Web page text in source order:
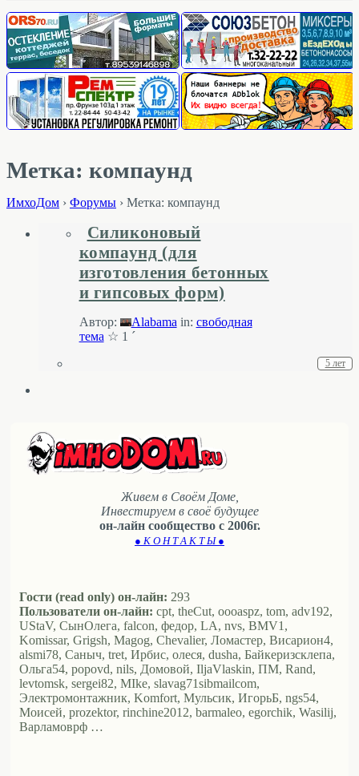
Метка: компаунд
ИмхоДом › Форумы › Метка: компаунд
Силиконовый
компаунд (для
изготовления бетонных
и гипсовых форм)
Автор: Alabama in: свободная
тема ☆ 1 ´
5 лет
Живем в Своём Доме,
Инвестируем в своё будущее
он-лайн сообщество с 2006г.
● К О Н Т А К Т Ы ●
Гости (read only) он-лайн: 293
Пользователи он-лайн: cpt, theCut, oooaspz, tom, adv192,
UStaV, СынОлега, falcon, федор, LA, nvs, BMV1,
Komissar, Grigsh, Magog, Chevalier, Ломастер, Висариoн4,
alsmi78, Саныч, tret, Ирбис, олеся, dusha, Байкеризсклепа,
Ольга54, popovd, nils, Домовой, IljaVlaskin, ПМ, Rand,
levtomsk, sergei82, MIke, slavag71sibmailcom,
Электромонтажник, Komfort, Мульсик, ИгорьБ, ngs54,
Моисей, prozektor, rinchine2012, barmaleo, egorchik, Wasilij,
Варламоврф …